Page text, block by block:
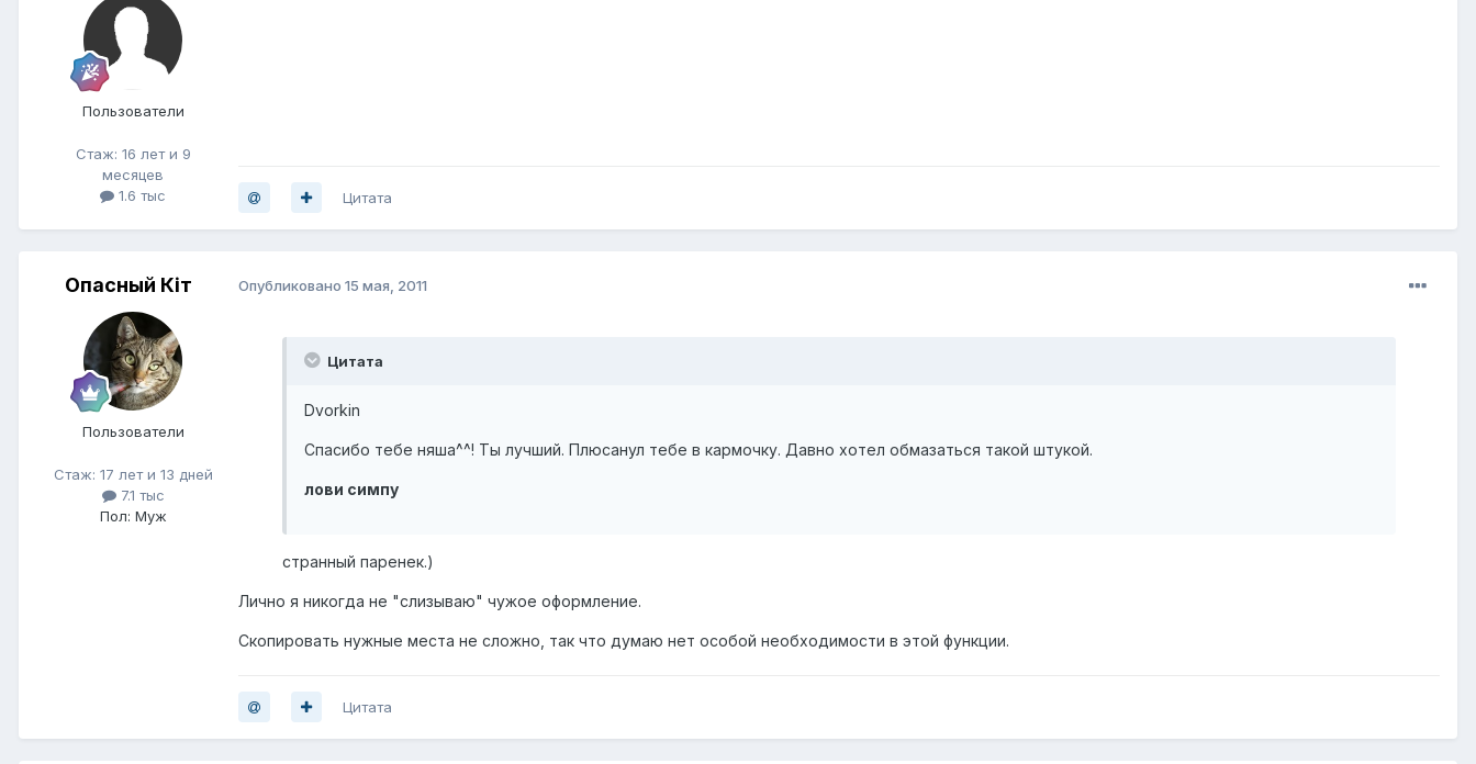
Пользователи
Стаж: 16 лет и 9
месяцев
1.6 тыс
Цитата
Опасный Кiт
Пользователи
Стаж: 17 лет и 13 дней
7.1 тыс
Пол: Муж
Опубликовано 15 мая, 2011
Цитата
Dvorkin
Спасибо тебе няша^^! Ты лучший. Плюсанул тебе в кармочку. Давно хотел обмазаться такой штукой.
лови симпу
странный паренек.)
Лично я никогда не "слизываю" чужое оформление.
Скопировать нужные места не сложно, так что думаю нет особой необходимости в этой функции.
Цитата